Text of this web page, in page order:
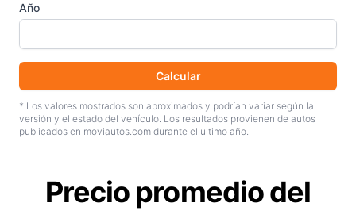
Año
Calcular
* Los valores mostrados son aproximados y podrían variar según la
versión y el estado del vehículo. Los resultados provienen de autos
publicados en moviautos.com durante el ultimo año.
Precio promedio del